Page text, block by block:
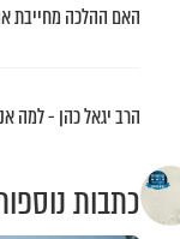
האם ההלכה מחייבת
הרב יגאל כהן - למה
כתבות